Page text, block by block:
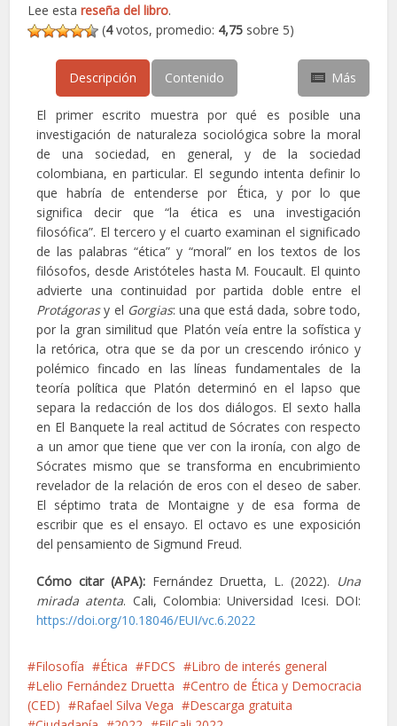
Lee estareseña del libro.
(4votos, promedio: 4,75 sobre 5)
Más
Descripción Contenido
El primer escrito muestra por qué es posible una
investigación de naturaleza sociológica sobre la moral
de una sociedad, en general, y de la sociedad
colombiana, en particular. El segundo intenta definir lo
que habría de entenderse por Ética, y por lo que
significa decir que “la ética es una investigación
filosófica”. El tercero y el cuarto examinan el significado
de las palabras “ética” y “moral” en los textos de los
filósofos, desde Aristóteles hasta M. Foucault. El quinto
advierte una continuidad por partida doble entre el
Protágorasy el Gorgias: una que está dada, sobre todo,
por la gran similitud que Platón veía entre la sofística y
la retórica, otra que se da por un crescendo irónico y
polémico fincado en las líneas fundamentales de la
teoría política que Platón determinó en el lapso que
separa la redacción de los dos diálogos. El sexto halla
en El Banquete la real actitud de Sócrates con respecto
a un amor que tiene que ver con la ironía, con algo de
Sócrates mismo que se transforma en encubrimiento
revelador de la relación de eros con el deseo de saber.
El séptimo trata de Montaigne y de esa forma de
escribir que es el ensayo. El octavo es une exposición
del pensamiento de Sigmund Freud.
Cómo citar (APA):Fernández Druetta, L. (2022). Una
mirada atenta. Cali, Colombia: Universidad Icesi. DOI:
https://doi.org/10.18046/EUI/vc.6.2022
Filosofía Ética FDCS
Libro de interés general
Lelio Fernández Druetta
Centro de Ética y Democracia
(CED)
Rafael Silva Vega
Descarga gratuita